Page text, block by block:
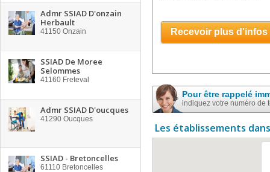
Admr SSIAD D'onzain
Herbault
41150 Onzain
SSIAD De Moree
Selommes
41160 Freteval
Admr SSIAD D'oucques
41290 Oucques
SSIAD - Bretoncelles
61110 Bretoncelles
Recevoir plus d'infos
Pour être rappelé
indiquez votre numéro de
Les établissements